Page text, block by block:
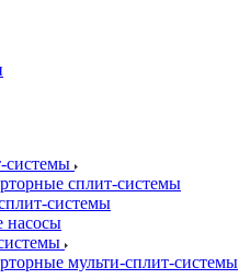
системы
сплит-системы
системы
насосы
мульти-сплит-системы